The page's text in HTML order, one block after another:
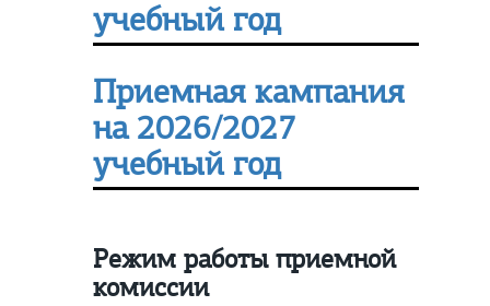
учебный год
Приемная кампания
на 2026/2027
учебный год
Режим работы приемной
комиссии